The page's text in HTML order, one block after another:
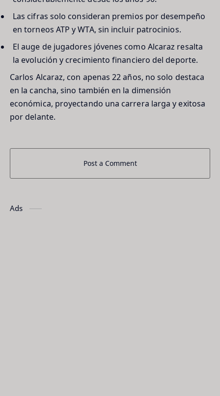
Las cifras solo consideran premios por desempeño
en torneos ATP y WTA, sin incluir patrocinios.
El auge de jugadores jóvenes como Alcaraz resalta
la evolución y crecimiento financiero del deporte.
Carlos Alcaraz, con apenas 22 años, no solo destaca
en la cancha, sino también en la dimensión
económica, proyectando una carrera larga y exitosa
por delante.
Post a Comment
Ads